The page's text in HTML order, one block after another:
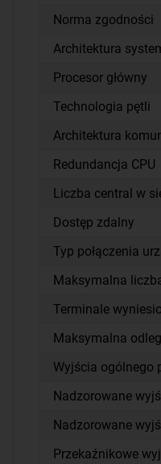
Norma zgodności
Architektura
Procesor główny
Technologia pętli
Architektura
Redundancja CPU
Liczba central w
Dostęp zdalny
Typ połączenia
Maksymalna
Terminale
Maksymalna
Wyjścia ogólnego
Nadzorowane
Nadzorowane
Przekaźnikowe